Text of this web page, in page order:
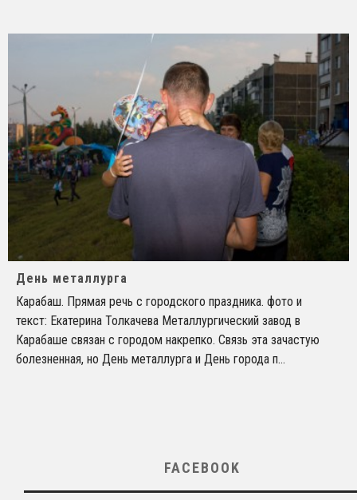
День металлурга
Карабаш. Прямая речь с городского праздника. фото и
текст: Екатерина Толкачева Металлургический завод в
Карабаше связан с городом накрепко. Связь эта зачастую
болезненная, но День металлурга и День города п...
FACEBOOK